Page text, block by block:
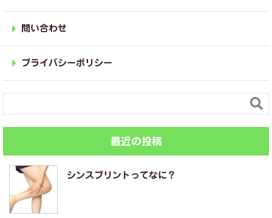
問い合わせ
プライバシーポリシー

最近の投稿
シンスプリントってなに？